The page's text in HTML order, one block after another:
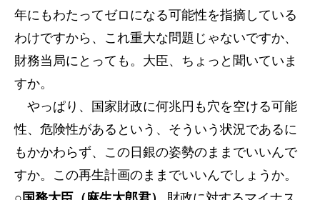
年にもわたってゼロになる可能性を指摘している
わけですから、これ重大な問題じゃないですか、
財務当局にとっても。大臣、ちょっと聞いていま
すか。
やっぱり、国家財政に何兆円も穴を空ける可能
性、危険性があるという、そういう状況であるに
もかかわらず、この日銀の姿勢のままでいいんで
すか。この再生計画のままでいいんでしょうか。